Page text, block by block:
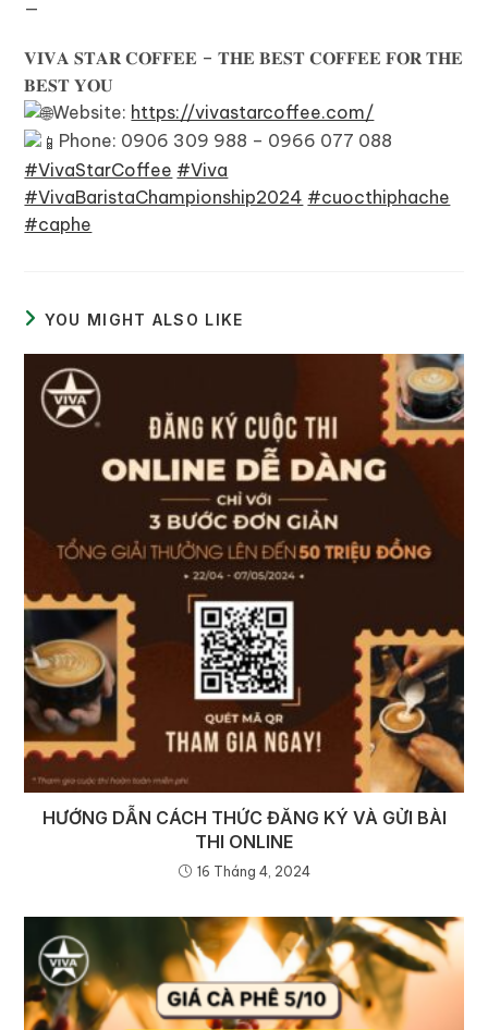
—
𝐕𝐈𝐕𝐀 𝐒𝐓𝐀𝐑 𝐂𝐎𝐅𝐅𝐄𝐄 – 𝐓𝐇𝐄 𝐁𝐄𝐒𝐓 𝐂𝐎𝐅𝐅𝐄𝐄 𝐅𝐎𝐑 𝐓𝐇𝐄
𝐁𝐄𝐒𝐓 𝐘𝐎𝐔
Website: https://vivastarcoffee.com/
Phone: 0906 309 988 – 0966 077 088
#VivaStarCoffee #Viva
#VivaBaristaChampionship2024 #cuocthiphache
#caphe
YOU MIGHT ALSO LIKE
HƯỚNG DẪN CÁCH THỨC ĐĂNG KÝ VÀ GỬI BÀI
THI ONLINE
16 Tháng 4, 2024